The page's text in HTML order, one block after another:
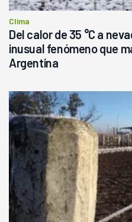
Clima
Del calor de 35 °C a
inusual fenómeno que
Argentina